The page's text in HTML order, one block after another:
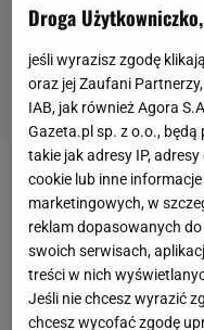
Legia Warszawajest
mną interesuje. Ale
decyzję. Kolejny
muszą zostać
rodziny - stwierdził
Droga
jeśli wyrazisz zgodę
oraz jej Zaufani
IAB, jak również Agora
Gazeta.pl sp. z o.o.,
takie jak adresy IP,
cookie lub inne
marketingowych, w
reklam dopasowanych
swoich serwisach,
treści w nich
Jeśli nie chcesz wyrazić
chcesz wycofać zgodę